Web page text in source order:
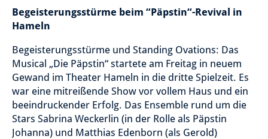
Begeisterungsstürme beim “Päpstin“-Revival in
Hameln
Begeisterungsstürme und Standing Ovations: Das
Musical „Die Päpstin“ startete am Freitag in neuem
Gewand im Theater Hameln in die dritte Spielzeit. Es
war eine mitreißende Show vor vollem Haus und ein
beeindruckender Erfolg. Das Ensemble rund um die
Stars Sabrina Weckerlin (in der Rolle als Päpstin
Johanna) und Matthias Edenborn (als Gerold)